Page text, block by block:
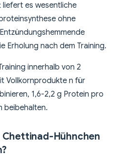
es wesentliche
ohne
Erholung nach dem Training.
innerhalb von 2
Vollkornprodukte n für
1,6-2,2 g Protein pro
beibehalten.
Chettinad-Hühnchen